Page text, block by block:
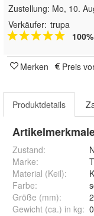
Zustellung: Mo, 10.
Verkäufer: trupa
Merken Preis
Produktdetails
Zustand:
Marke:
Material (Keil):
Farbe:
Größe (mm):
Gewicht (ca.) in kg: